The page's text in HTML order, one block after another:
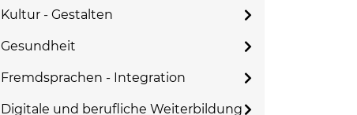
Kultur - Gestalten
Gesundheit
Fremdsprachen - Integration
Digitale und berufliche Weiterbildung